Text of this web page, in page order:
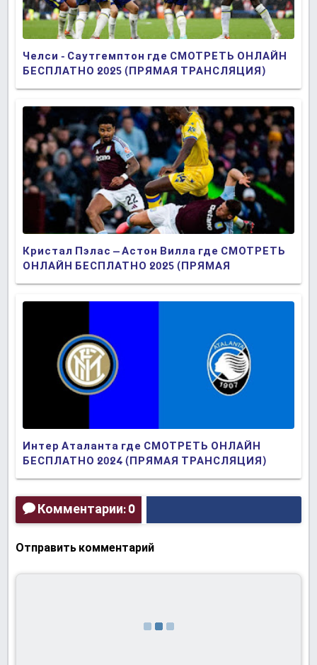
Челси - Саутгемптон где СМОТРЕТЬ ОНЛАЙН
БЕСПЛАТНО 2025 (ПРЯМАЯ ТРАНСЛЯЦИЯ)
Кристал Пэлас – Астон Вилла где СМОТРЕТЬ
ОНЛАЙН БЕСПЛАТНО 2025 (ПРЯМАЯ
ТРАНСЛЯЦИЯ)
Интер Аталанта где СМОТРЕТЬ ОНЛАЙН
БЕСПЛАТНО 2024 (ПРЯМАЯ ТРАНСЛЯЦИЯ)
Комментарии: 0
Отправить комментарий